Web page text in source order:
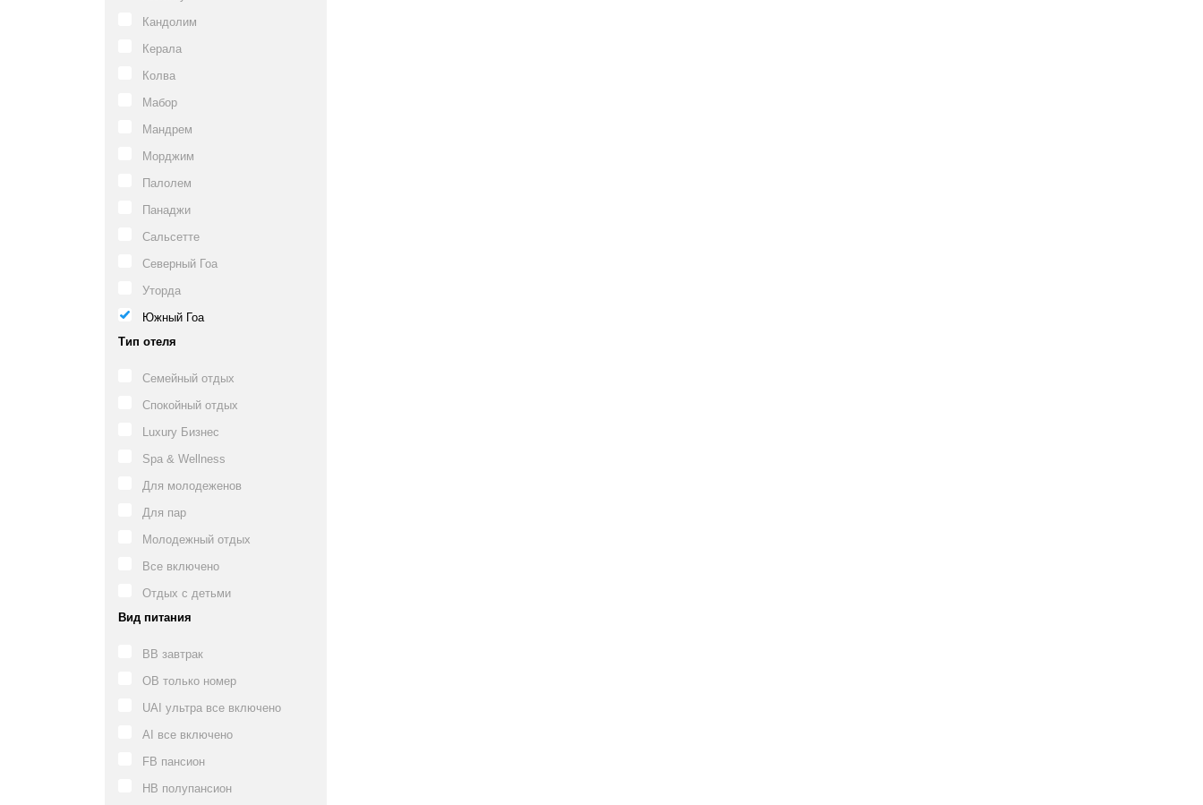
Кандолим
Керала
Колва
Мабор
Мандрем
Морджим
Палолем
Панаджи
Сальсетте
Северный Гоа
Уторда
Южный Гоа
Тип отеля
Семейный отдых
Спокойный отдых
Luxury Бизнес
Spa & Wellness
Для молодеженов
Для пар
Молодежный отдых
Все включено
Отдых с детьми
Вид питания
BB завтрак
OB только номер
UAI ультра все включено
AI все включено
FB пансион
HB полупансион